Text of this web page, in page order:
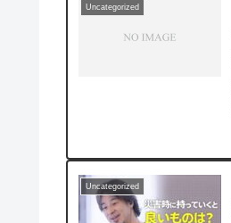
Uncategorized
Uncategorized